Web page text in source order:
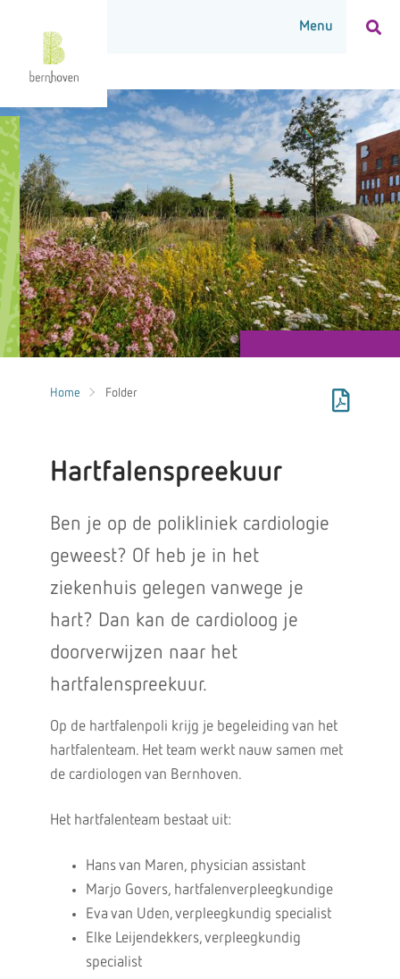
Home Folder
Hartfalenspreekuur
Ben je op de polikliniek cardiologie
geweest? Of heb je in het
ziekenhuis gelegen vanwege je
hart? Dan kan de cardioloog je
doorverwijzen naar het
hartfalenspreekuur.
Op de hartfalenpoli krijg je begeleiding van het
hartfalenteam. Het team werkt nauw samen met
de cardiologen van Bernhoven.
Het hartfalenteam bestaat uit:
Hans van Maren, physician assistant
Marjo Govers, hartfalenverpleegkundige
Eva van Uden, verpleegkundig specialist
Elke Leijendekkers, verpleegkundig
specialist